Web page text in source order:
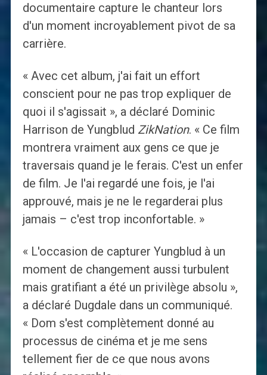
documentaire capture le chanteur lors
d'un moment incroyablement pivot de sa
carrière.
« Avec cet album, j'ai fait un effort
conscient pour ne pas trop expliquer de
quoi il s'agissait », a déclaré Dominic
Harrison de Yungblud ZikNation. « Ce film
montrera vraiment aux gens ce que je
traversais quand je le ferais. C'est un enfer
de film. Je l'ai regardé une fois, je l'ai
approuvé, mais je ne le regarderai plus
jamais – c'est trop inconfortable. »
« L'occasion de capturer Yungblud à un
moment de changement aussi turbulent
mais gratifiant a été un privilège absolu »,
a déclaré Dugdale dans un communiqué.
« Dom s'est complètement donné au
processus de cinéma et je me sens
tellement fier de ce que nous avons